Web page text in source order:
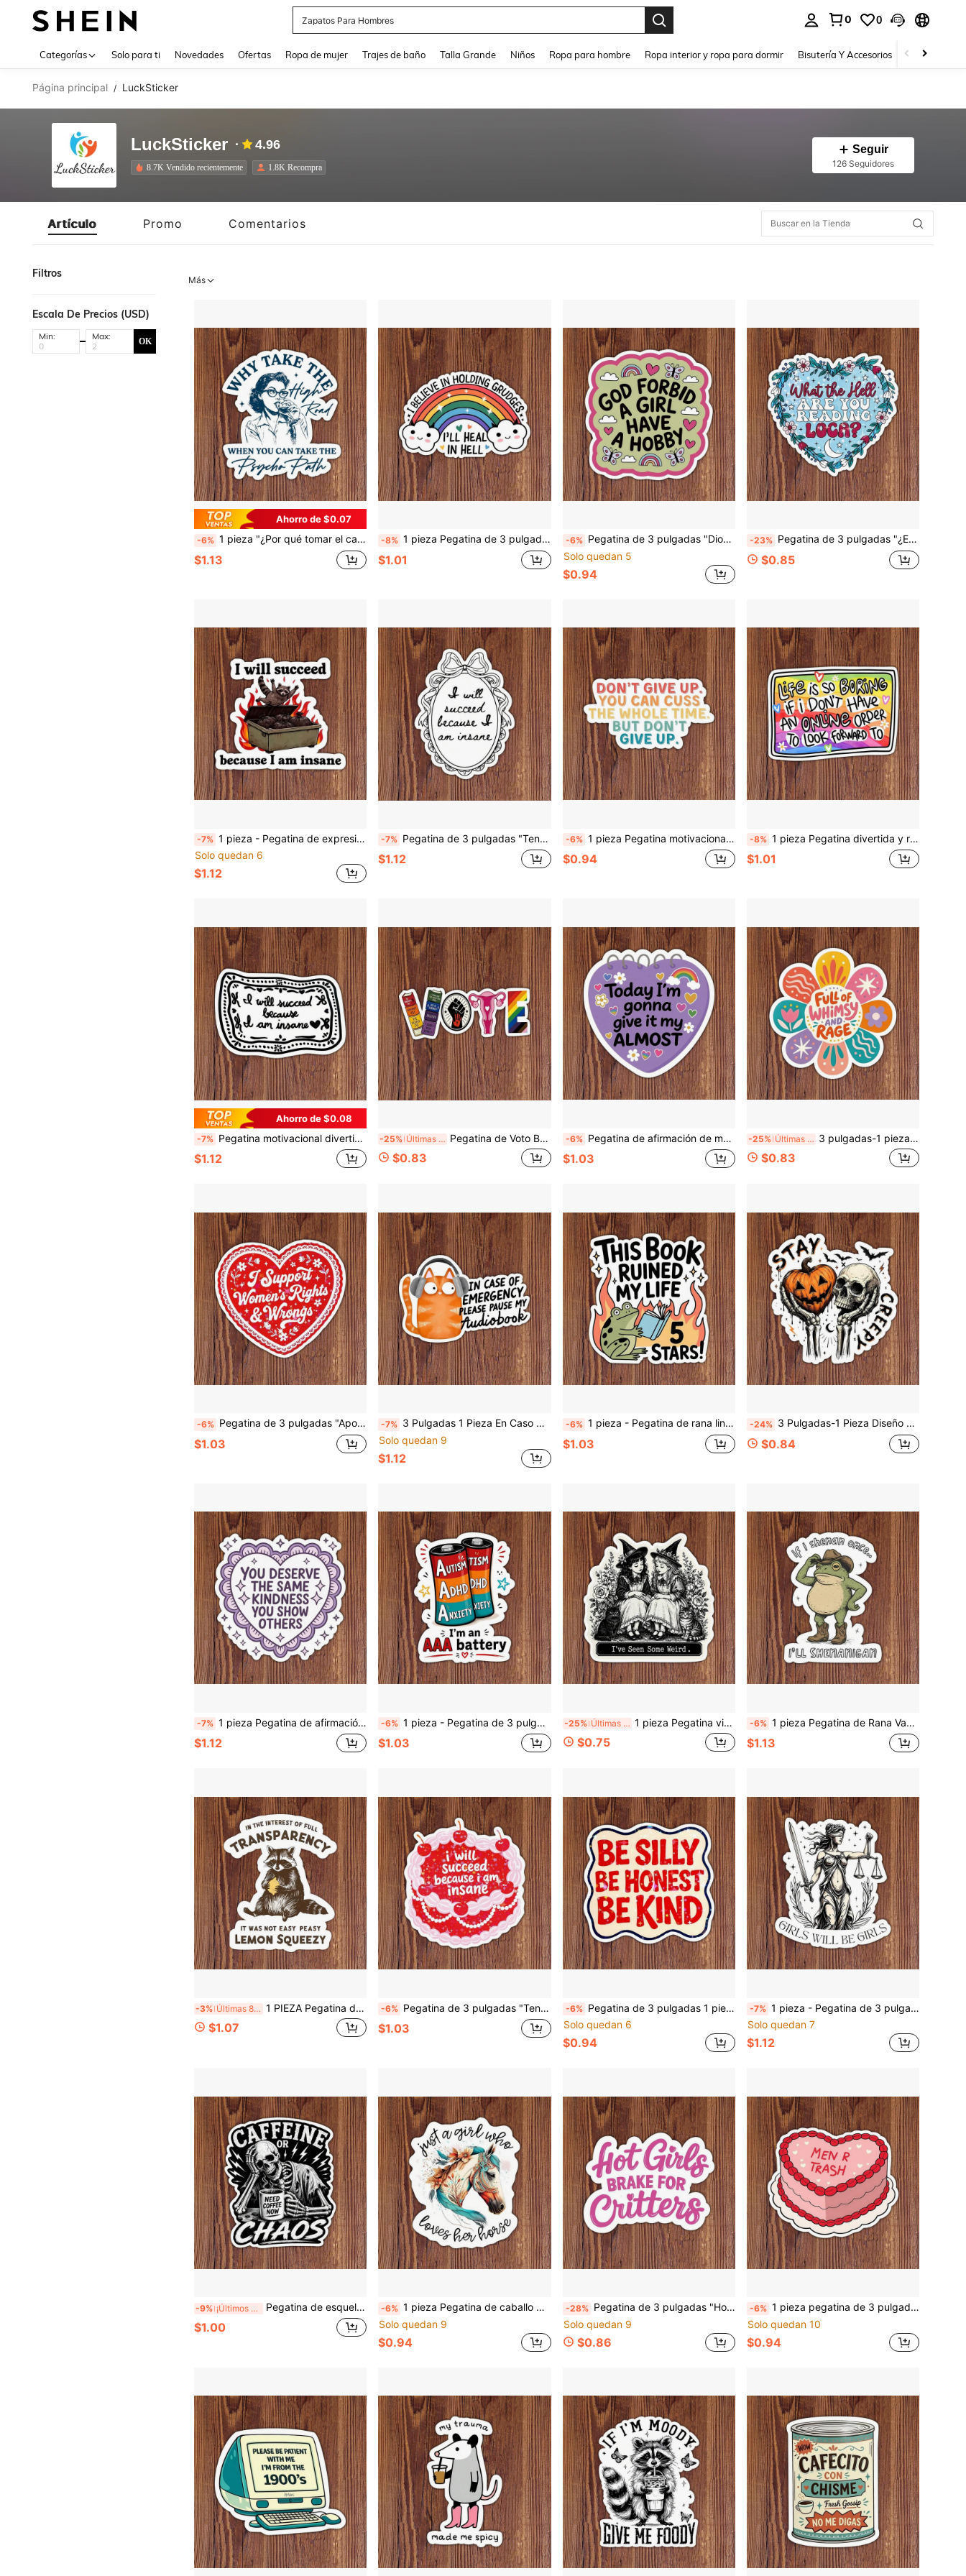
Zapatos Blancos
0 0
Categorías Solo para ti Novedades Ofertas Ropa de mujer Trajes de baño Talla Grande Niños Ropa para hombre Ropa interior y ropa para dormir Bisutería Y Accesorios Zapatos
Página principal / LuckSticker
LuckSticker 4.96
8.7K Vendido recientemente 1.8K Recompra
Seguir
126 Seguidores
Artículo Promo Comentarios
Filtros
Escala De Precios (USD)
Min: Max: OK
Más
Ahorro de $0.07
-6% 1 pieza "¿Por qué tomar el camino , cuando puedes tomar el loco?" Pegatina sarcástica y humorística, adecuada para portátil, botella de agua, cuaderno, iPad y taza, adecuada para estudiantes, profesores y todos los que encuentran "rebelde" y "caótico" talla grande interesante que "pacífico", un regalo perfecto para aquellos que aman el humor negro y las declaraciones audaces.
$1.13
-8% 1 pieza Pegatina de 3 pulgadas "Creo en la persistencia del odio" Humor sarcástico sobre salud mental, Pegatina arcoíris divertida, Adecuada para portátil, botella de agua, cuaderno, taza, Ideal para estudiantes, maestros, trabajadores de oficina, personas creativas, entusiastas de la planificación y cualquier persona que ame la energía sarcástica
$1.01
-6% Pegatina de 3 pulgadas "Dios no quiera que una chica tenga un pasatiempo" Calcomanía de meme sarcástico para portátiles, botellas de agua, cuadernos, tazas para estudiantes, maestros, trabajadores de oficina, creativos, trabajadores de al por menor y cualquier persona cansada de la crítica de pasatiempos
Solo quedan 5
$0.94
-23% Pegatina de 3 pulgadas "¿Estás leyendo?" Loca Vampiro Hombre Lobo Fantasía Lector Humor de Libros Regalo para Kindle Planificador E-Reader Portátil Decoración de Calcomanía para Estudiantes Maestros Amantes de los Libros Creativos
$0.85
-7% 1 pieza - Pegatina de expresión de mapache de 3 pulgadas "Tendré éxito porque soy loco", adecuada para estudiantes, trabajadores de oficina, trabajadores de comercio minorista, maestros, viajeros, profesionales creativos, artistas de cuadernos, usuarios de portátiles y cualquier persona impulsada por el caos, la esperanza y las decisiones cuestionables
Solo quedan 6
$1.12
-7% Pegatina de 3 pulgadas "Tendré éxito porque soy loco", pegatina de cita inspiradora y humorística, adecuada para portátil, botella de agua, cuaderno, taza, perfecta para estudiantes, maestros, trabajadores de oficina, profesionales creativos, trabajadores de al por menor y cualquier persona que prospere en la determinación caótica
$1.12
-6% 1 pieza Pegatina motivacional sarcástica "Don't Give Up", diseño de afirmación de apoyo para la ansiedad para portátiles, cuadernos, botellas de agua, tazas, diarios, casilleros, regalo perfecto para estudiantes, maestros, trabajadores de oficina, creativos y aliento para el bienestar mental
$0.94
-8% 1 pieza Pegatina divertida y relatable "Looking Forward To Online Shopping", adecuada para portátil, botella de agua, cuaderno, taza, perfecta para estudiantes, maestros, trabajadores de oficina, profesionales creativos, empleados de tiendas, viajeros diarios y cualquier persona que ame el día de entrega de paquetes y recibir correos electrónicos felices
$1.01
Ahorro de $0.08
-7% Pegatina motivacional divertida de 3 pulgadas "Tendré éxito porque estoy loco", adecuada para portátiles, botellas de agua, cuadernos y tazas, regalo perfecto para estudiantes, maestros, trabajadores de oficina, creativos, gamers, trabajadores minoristas, emprendedores y cualquiera impulsado por el caos, la autohipnosis y la pura fuerza de voluntad
$1.12
-25% Últimas 8 hrs Pegatina de Voto Bookish Derechos Libros Prohibidos Orgullo de Lector Derechos Reproductivos Regalo Calcomanía Decoración Estética para Portátiles Botellas de Agua Cuadernos Planificadores Diarios Casilleros para Lectores Estudiantes Maestros Creativos
$0.83
-6% Pegatina de afirmación de meme divertido de 3 pulgadas, 1 pieza, "Hoy voy a darlo todo", diseño de humor motivador identificable para portátiles, cuadernos, botellas de agua, tazas, diarios, casilleros, regalo perfecto para estudiantes, maestros, trabajadores de oficina, creativos y
$1.03
-25% Últimas 8 hrs 3 pulgadas-1 pieza Pegatina llena de rabia y furia con flores coloridas, humor de salud mental, calcomanía decorativa estética para portátiles, botellas de agua, cuadernos, planificadores, diarios, casilleros para amigos, compañeros de trabajo y creativos
$0.83
-6% Pegatina de 3 pulgadas "Apoyo los Derechos y los Errores de las Mujeres", Calcomanía con Cita Inspiradora y Empoderadora, Adecuada para Portátiles, Botellas de Agua, Cuadernos, Tazas, Ideal para Estudiantes, Maestros, Trabajadores de Oficina, Profesionales Creativos, Trabajadores de Comercio Minorista y Aquellos que Aman el Poder Audaz de las Mujeres
$1.03
-7% 3 Pulgadas 1 Pieza En Caso de Emergencia Pausar Audiolibro Pegatina Divertida, Diseño de Humor para Lectores Acogedores para Portátiles, Cuadernos, Botellas de Agua, Tazas, Diarios, Casilleros, Regalo Perfecto para Estudiantes, Maestros, Trabajadores de Oficina, Amantes de los Libros y Fans de los Audiolibros
Solo quedan 9
$1.12
-6% 1 pieza - Pegatina de rana linda de 3 pulgadas con 5 estrellas "Este libro arruinó mi vida", adecuada para estudiantes, trabajadores de oficina, profesionales creativos, maestros, decoradores de botellas de agua, artistas de cuadernos, viajeros, trabajadores de al por menor, laptops, fans del romance, amantes de la fantasía y todos aquellos que aman los libros que los destruyen emocionalmente de la mejor manera
$1.03
-24% 3 Pulgadas-1 Pieza Diseño de Sublimación de Calavera Espeluznante y Calabaza de Halloween Temporada Espeluznante Gráfico Gótico de Terror Digital para Manualidades DIY Creadores Creativos
$0.84
-7% 1 pieza Pegatina de afirmación positiva de 3 pulgadas "Te mereces la misma amabilidad" Salud mental Amor propio Calcomanía de corazón retro para portátiles botellas de agua cuadernos tazas para estudiantes maestros trabajadores de oficina creativos y cualquier persona que necesite un aliento suave
$1.12
-6% 1 pieza - Pegatina de 3 pulgadas "Soy una batería AAA" Autismo TDAH Ansiedad Divertida Neurodiversa para portátiles, botellas de agua, cuadernos, tazas para estudiantes, profesores, trabajadores de oficina, creativos, trabajadores de comercio, viajeros y cualquier persona que funcione con caos y baja batería social
$1.03
-25% Últimas 8 hrs 1 pieza Pegatina vintage de chicas brujas con gatos "He visto algunas cosas raras" humor gótico de Halloween, calcomanía de bruja divertida, decoración estética para portátiles, botellas de agua, cuadernos, planificadores, diarios, casilleros, para amigos, compañeros de trabajo y creativos
$0.75
-6% 1 pieza Pegatina de Rana Vaquera de 3 pulgadas, Pegatina de Expresión de Meme Divertido, Adecuada para Portátil, Botella de Agua, Cuaderno, Taza, Ideal para Estudiantes, Maestros, Trabajadores de Oficina, Profesionales Creativos, Empleados de Comercio Minorista, Viajeros y Todos los Amantes del Estilo Caos de Rana Yeehaw
$1.13
-3% Últimas 8 hrs 1 PIEZA Pegatina de mapache sarcástica que dice "No fue pan comido", pegatina divertida de mapache, pegatina sarcástica, pegatina de meme, mapache lindo, pegatina de vinilo resistente al agua, calcomanía para automóvil, iPad, taza, snowboard, regalo para el mejor amigo
$1.07
-6% Pegatina de 3 pulgadas "Tendré éxito porque soy loca", estilo vintage de pastel, estilo de chica dulce, pegatina inspiradora de jefa femenina humorística, adecuada para portátil, botella de agua, cuaderno, taza, estudiantes, maestros, trabajadores de oficina, personas creativas y mujeres caóticas
$1.03
-6% Pegatina de 3 pulgadas 1 pieza "Sé tonto, sé honesto, sé amable" con cita estética vintage, calcomanía de positividad linda para portátiles, botellas de agua, cuadernos, tazas para estudiantes, maestros, niños, creativos, padres y cualquier persona que necesite un recordatorio diario amable
Solo quedan 6
$0.94
-7% 1 pieza - Pegatina de 3 pulgadas de la Dama Justicia, calcomanía divertida "Las chicas serán chicas" de justicia social para portátiles, botellas de agua, cuadernos, tazas para abogadas, estudiantes de derecho, trabajadores de oficina, creativos y cualquier persona que ame el poder de las mujeres en el derecho
Solo quedan 7
$1.12
-9% ¡Últimos 3 días Pegatina de esqueleto de café de 3 pulgadas "Cafeína o Caos", diseño de humor vintage de bebidas para portátiles, cuadernos, botellas de agua, tazas, diarios, casilleros, regalo perfecto para amantes del café, estudiantes, maestros, trabajadores de oficina, creativos y fanáticos del humor
$1.00
-6% 1 pieza Pegatina de caballo de 3 pulgadas "Solo una chica que ama a su caballo" estilo bohemio, diseño de estilo ecuestre para portátiles, cuadernos, botellas de agua, tazas, diarios, casilleros, regalo perfecto para amantes de los caballos, jinetes, estudiantes, maestros y entusiastas de los animales
Solo quedan 9
$0.94
-28% Pegatina de 3 pulgadas "Hot Girls Brake For Critters" linda y divertida para portátiles, botellas de agua, cuadernos, tazas, para estudiantes, maestros, trabajadores de oficina, creativos, trabajadores de tiendas, viajeros y cualquier persona que detendría absolutamente el tráfico para proteger a una pequeña criatura del bosque
Solo quedan 9
$0.86
-6% 1 pieza pegatina de 3 pulgadas con corazón de pastel y texto "Men R Trash" para el Día de San Valentín, calcomanía divertida y sarcástica con humor de pareja para portátiles, botellas de agua, cuadernos, tazas, para estudiantes, profesores, oficinistas, creativos, trabajadores de tiendas y cualquier persona que ame el caos dulce y petulante
Solo quedan 10
$0.94